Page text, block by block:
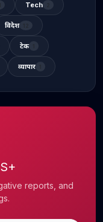
Tech
विदेश
टेक
व्यापार
reports, and